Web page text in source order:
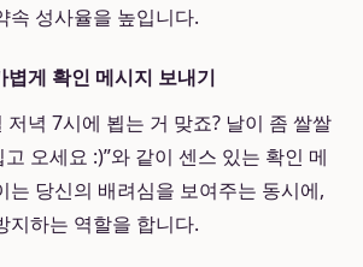
속 성사율을 높입니다.
게 확인 메시지 보내기
저녁 7시에 뵙는 거 맞죠? 날이 좀 쌀쌀
오세요 :)”와 같이 센스 있는 확인 메
는 당신의 배려심을 보여주는 동시에,
지하는 역할을 합니다.